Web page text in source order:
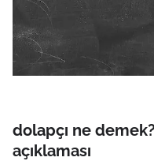
dolapçı ne
açıklaması